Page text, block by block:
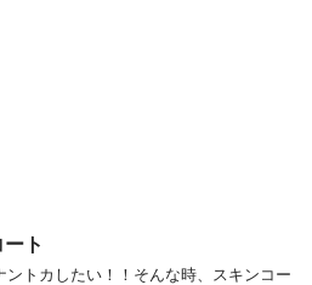
ト
ントカしたい！！そんな時、スキンコー